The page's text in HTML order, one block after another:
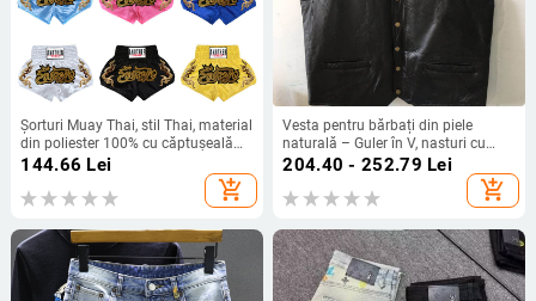
Șorturi Muay Thai, stil Thai, material
din poliester 100% cu căptușeală
din poliester, pentru arte marțiale,
fitness și antrenamente extreme.
144.66 Lei
add_shopping_cart
Vesta pentru bărbați din piele
naturală – Guler în V, nasturi cu
închidere simplă, croială dreaptă,
stil cardigan lejer, din piele de miel
204.40 - 252.79 Lei
add_shopping_cart